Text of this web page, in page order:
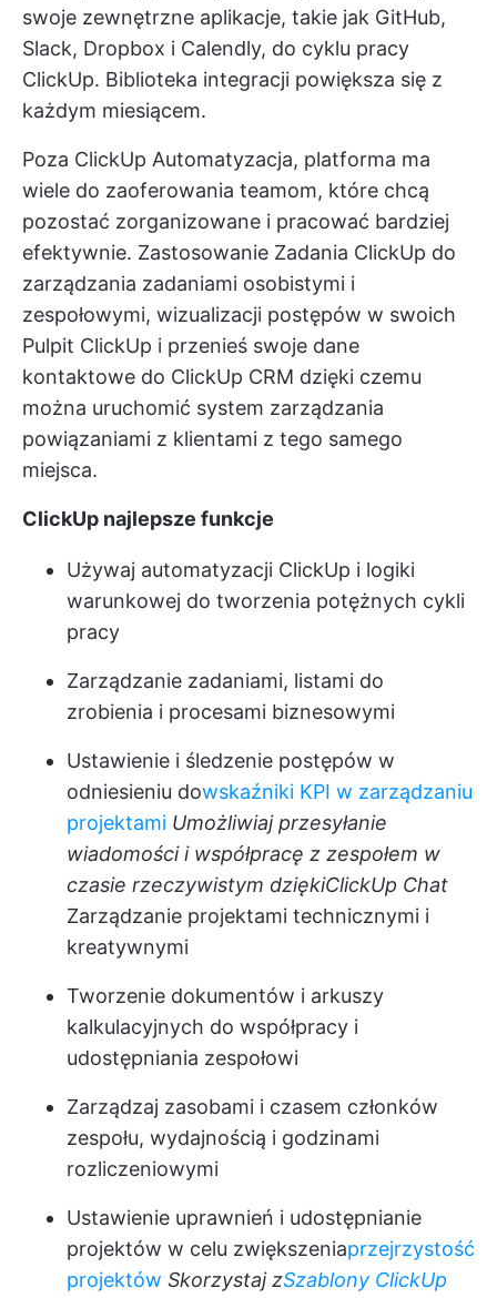
swoje zewnętrzne aplikacje, takie jak GitHub,
Slack, Dropbox i Calendly, do cyklu pracy
ClickUp. Biblioteka integracji powiększa się z
każdym miesiącem.
Poza ClickUp Automatyzacja, platforma ma
wiele do zaoferowania teamom, które chcą
pozostać zorganizowane i pracować bardziej
efektywnie. Zastosowanie Zadania ClickUp do
zarządzania zadaniami osobistymi i
zespołowymi, wizualizacji postępów w swoich
Pulpit ClickUp i przenieś swoje dane
kontaktowe do ClickUp CRM dzięki czemu
można uruchomić system zarządzania
powiązaniami z klientami z tego samego
miejsca.
ClickUp najlepsze funkcje
Używaj automatyzacji ClickUp i logiki
warunkowej do tworzenia potężnych cykli
pracy
Zarządzanie zadaniami, listami do
zrobienia i procesami biznesowymi
Ustawienie i śledzenie postępów w
odniesieniu dowskaźniki KPI w zarządzaniu
projektami Umożliwiaj przesyłanie
wiadomości i współpracę z zespołem w
czasie rzeczywistym dziękiClickUp Chat
Zarządzanie projektami technicznymi i
kreatywnymi
Tworzenie dokumentów i arkuszy
kalkulacyjnych do współpracy i
udostępniania zespołowi
Zarządzaj zasobami i czasem członków
zespołu, wydajnością i godzinami
rozliczeniowymi
Ustawienie uprawnień i udostępnianie
projektów w celu zwiększeniaprzejrzystość
projektów Skorzystaj zSzablony ClickUp